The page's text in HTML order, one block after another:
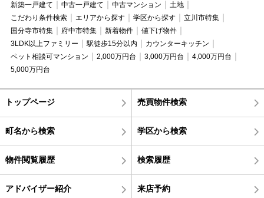
新築一戸建て 中古一戸建て 中古マンション
土地
こだわり条件検索
エリアから探す 学区から探す
立川市特集
国分寺市特集
府中市特集 新着物件
値下げ物件
3LDK以上ファミリー
駅徒歩15分以内
カウンターキッチン
ペット相談可マンション
2,000万円台 3,000万円台
4,000万円台
5,000万円台
トップページ 売買物件検索
町名から検索 学区から検索
物件閲覧履歴 検索履歴
アドバイザー紹介 来店予約